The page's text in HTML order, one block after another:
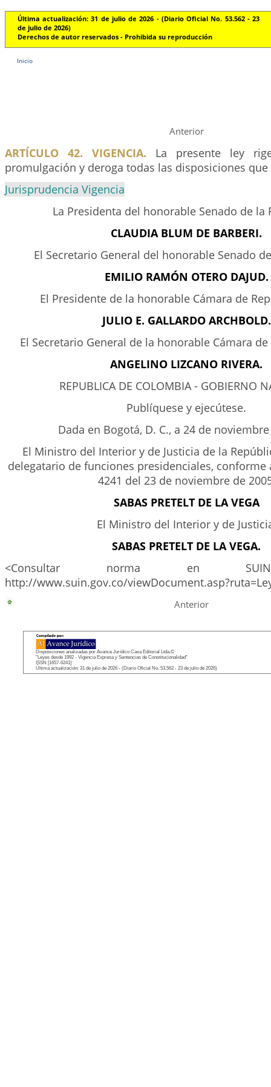
Última actualización: 31 de julio de 2026 - (Diario Oficial No. 53.562 - 23
de julio de 2026)
Derechos de autor reservados - Prohibida su reproducción
Inicio
Anterior
ARTÍCULO 42. VIGENCIA. La presente ley
promulgación y deroga todas las disposiciones
Jurisprudencia Vigencia
La Presidenta del honorable Senado de la
CLAUDIA BLUM DE BARBERI.
El Secretario General del honorable Senado
EMILIO RAMÓN OTERO DAJUD.
El Presidente de la honorable Cámara de
JULIO E. GALLARDO ARCHBOLD.
El Secretario General de la honorable Cámara
ANGELINO LIZCANO RIVERA.
REPUBLICA DE COLOMBIA - GOBIERNO
Publíquese y ejecútese.
Dada en Bogotá, D. C., a 24 de
El Ministro del Interior y de Justicia de la
delegatario de funciones presidenciales,
4241 del 23 de noviembre de
SABAS PRETELT DE LA VEGA
El Ministro del Interior y de
SABAS PRETELT DE LA VEGA.
<Consultar norma en SUIN
http://www.suin.gov.co/
Anterior
Disposiciones analizadas por Avance Jurídico Casa Editorial Ltda.©
"Leyes desde 1992 - Vigencia Expresa y Sentencias de Constitucionalidad"
ISSN [1657-6241]
Última actualización: 31 de julio de 2026 - (Diario Oficial No. 53.562 - 23 de julio de 2026)